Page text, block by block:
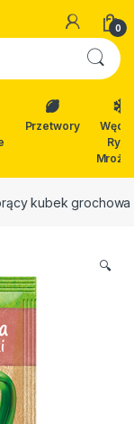
0
Przetwory
Ryby
kubek grochowa
🔍